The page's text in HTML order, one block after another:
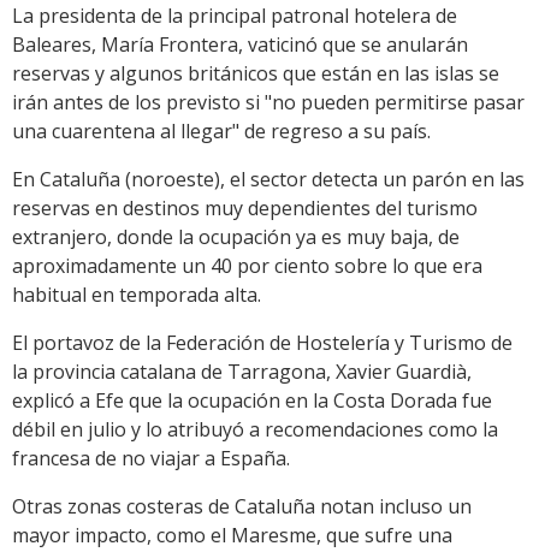
La presidenta de la principal patronal hotelera de
Baleares, María Frontera, vaticinó que se anularán
reservas y algunos británicos que están en las islas se
irán antes de los previsto si "no pueden permitirse pasar
una cuarentena al llegar" de regreso a su país.
En Cataluña (noroeste), el sector detecta un parón en las
reservas en destinos muy dependientes del turismo
extranjero, donde la ocupación ya es muy baja, de
aproximadamente un 40 por ciento sobre lo que era
habitual en temporada alta.
El portavoz de la Federación de Hostelería y Turismo de
la provincia catalana de Tarragona, Xavier Guardià,
explicó a Efe que la ocupación en la Costa Dorada fue
débil en julio y lo atribuyó a recomendaciones como la
francesa de no viajar a España.
Otras zonas costeras de Cataluña notan incluso un
mayor impacto, como el Maresme, que sufre una